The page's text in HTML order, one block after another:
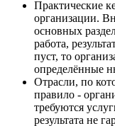
Практические
организации.
основных
работа,
пуст, то
определённые
Отрасли, по
правило -
требуются
результата не